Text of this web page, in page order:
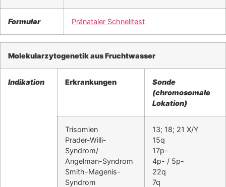
Formular Pränataler Schnelltest
Molekularzytogenetik aus Fruchtwasser
Indikation Erkrankungen
Sonde
(chromosomale
Lokation)
Trisomien
Prader-Willi-
Syndrom/
Angelman-Syndrom
Smith-Magenis-
Syndrom
13; 18; 21 X/Y
15q
17p-
4p- / 5p-
22q
7q